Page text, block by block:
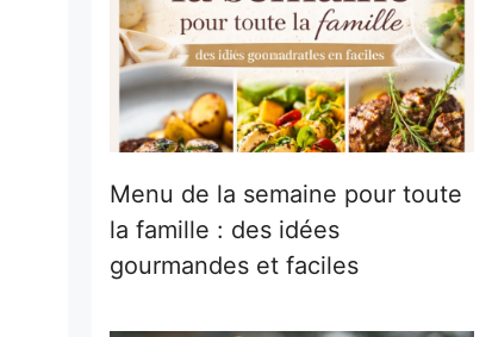
Menu de la semaine pour toute
la famille : des idées
gourmandes et faciles